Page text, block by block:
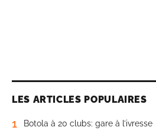
LES ARTICLES POPULAIRES
1 Botola à 20 clubs: gare à l’ivresse